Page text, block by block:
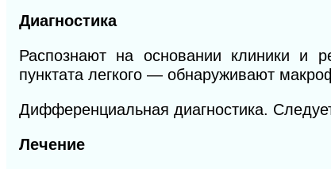
Диагностика
Распознают на основании клиники и
пунктата легкого — обнаруживают
Дифференциальная диагностика.
Лечение